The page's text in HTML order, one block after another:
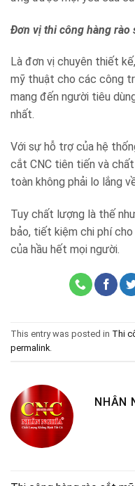
Đơn vị thi công hàng rào
Là đơn vị chuyên thiết
mỹ thuật cho các công
mang đến người tiêu
nhất.
Với sự hỗ trợ của hệ
cắt CNC tiên tiến và
toàn không phải lo lắng
Tuy chất lượng là thế
bảo, tiết kiệm chi phí
của hầu hết mọi người.
This entry was posted in Thi
permalink.
NHÂN